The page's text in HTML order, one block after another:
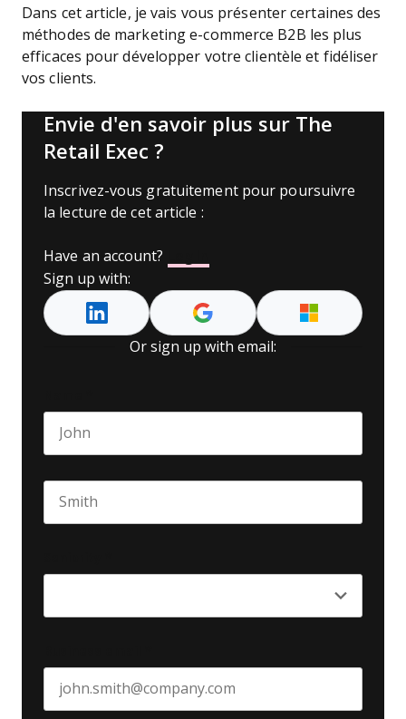
Dans cet article, je vais vous présenter certaines des
méthodes de marketing e-commerce B2B les plus
efficaces pour développer votre clientèle et fidéliser
vos clients.
Envie d'en savoir plus sur The
Retail Exec ?
Inscrivez-vous gratuitement pour poursuivre
la lecture de cet article :
Have an account?
Sign up with:
Or sign up with email: